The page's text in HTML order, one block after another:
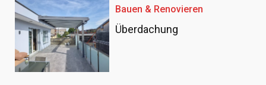
Bauen & Renovieren
Überdachung